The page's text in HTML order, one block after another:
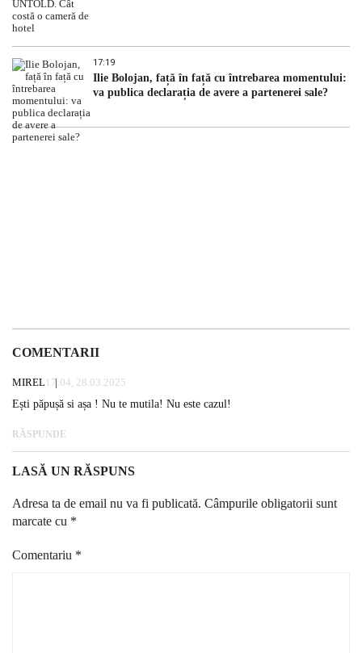
17:19
Ilie Bolojan, față în față cu întrebarea momentului:
va publica declarația de avere a partenerei sale?
COMENTARII
MIREL17:04, 28.03.2025
Ești păpușă si așa ! Nu te mutila! Nu este cazul!
RĂSPUNDE
LASĂ UN RĂSPUNS
Adresa ta de email nu va fi publicată. Câmpurile obligatorii sunt
marcate cu *
Comentariu *